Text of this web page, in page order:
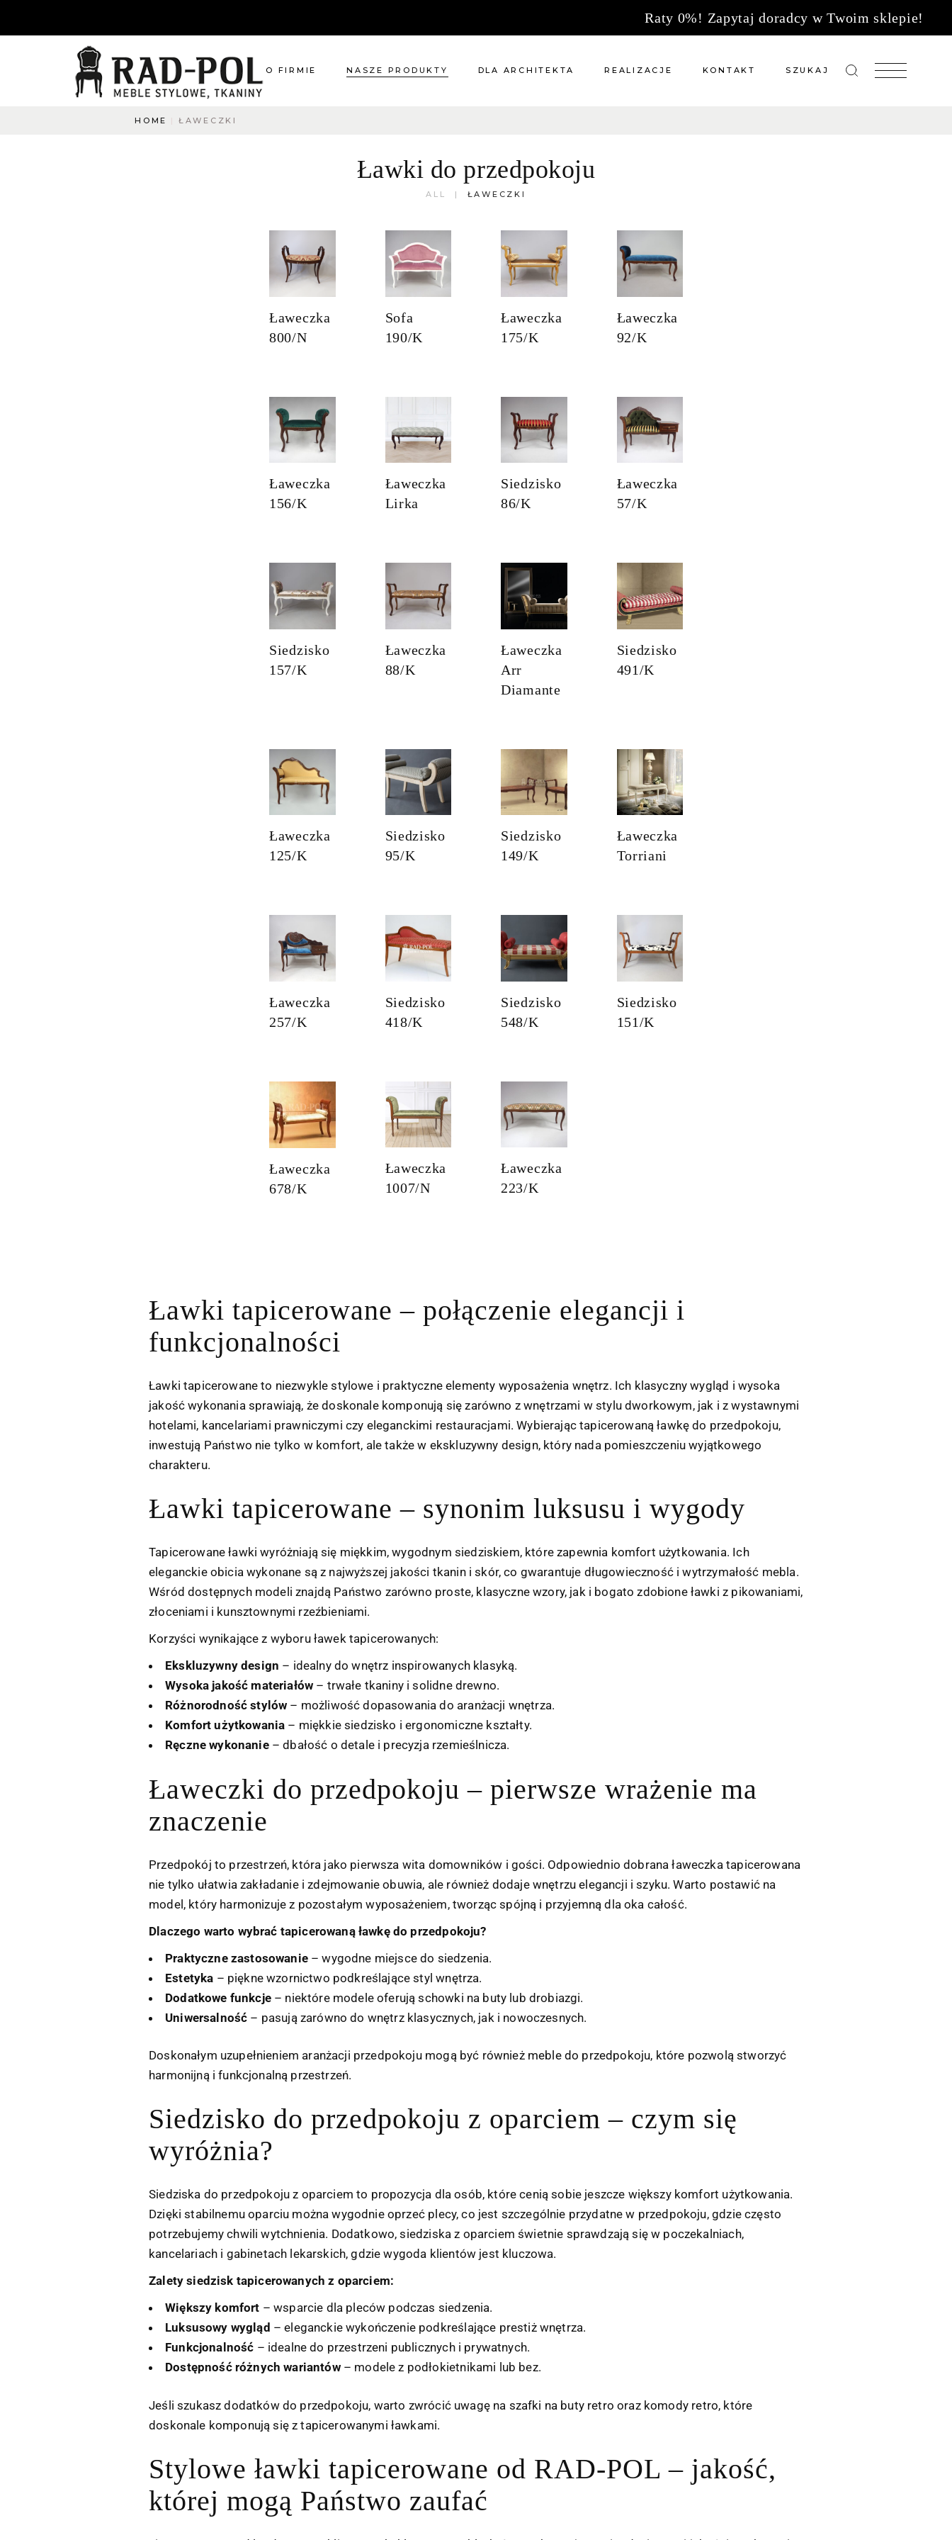
Raty 0%! Zapytaj doradcy w Twoim sklepie!
O FIRMIE NASZE PRODUKTY
Oświetlenie
DLA ARCHITEKTA REALIZACJE KONTAKT SZUKAJ
HOME ŁAWECZKI
Ławki do przedpokoju
ALL ŁAWECZKI
Ławeczka
800/N
Sofa
190/K
Ławeczka
175/K
Ławeczka
92/K
Ławeczka
156/K
Ławeczka
Lirka
Siedzisko
86/K
Ławeczka
57/K
Siedzisko
157/K
Ławeczka
88/K
Ławeczka
Arr
Diamante
Siedzisko
491/K
Ławeczka
125/K
Siedzisko
95/K
Siedzisko
149/K
Ławeczka
Torriani
Ławeczka
257/K
Siedzisko
418/K
Siedzisko
548/K
Siedzisko
151/K
Ławeczka
678/K
Ławeczka
1007/N
Ławeczka
223/K
Ławki tapicerowane – połączenie elegancji i
funkcjonalności
Ławki tapicerowane to niezwykle stylowe i praktyczne elementy wyposażenia wnętrz. Ich klasyczny wygląd i wysoka
jakość wykonania sprawiają, że doskonale komponują się zarówno z wnętrzami w stylu dworkowym, jak i z wystawnymi
hotelami, kancelariami prawniczymi czy eleganckimi restauracjami. Wybierając tapicerowaną ławkę do przedpokoju,
inwestują Państwo nie tylko w komfort, ale także w ekskluzywny design, który nada pomieszczeniu wyjątkowego
charakteru.
Ławki tapicerowane – synonim luksusu i wygody
Tapicerowane ławki wyróżniają się miękkim, wygodnym siedziskiem, które zapewnia komfort użytkowania. Ich
eleganckie obicia wykonane są z najwyższej jakości tkanin i skór, co gwarantuje długowieczność i wytrzymałość mebla.
Wśród dostępnych modeli znajdą Państwo zarówno proste, klasyczne wzory, jak i bogato zdobione ławki z pikowaniami,
złoceniami i kunsztownymi rzeźbieniami.
Korzyści wynikające z wyboru ławek tapicerowanych:
Ekskluzywny design – idealny do wnętrz inspirowanych klasyką.
Wysoka jakość materiałów – trwałe tkaniny i solidne drewno.
Różnorodność stylów – możliwość dopasowania do aranżacji wnętrza.
Komfort użytkowania – miękkie siedzisko i ergonomiczne kształty.
Ręczne wykonanie– dbałość o detale i precyzja rzemieślnicza.
Ławeczki do przedpokoju – pierwsze wrażenie ma
znaczenie
Przedpokój to przestrzeń, która jako pierwsza wita domowników i gości. Odpowiednio dobrana ławeczka tapicerowana
nie tylko ułatwia zakładanie i zdejmowanie obuwia, ale również dodaje wnętrzu elegancji i szyku. Warto postawić na
model, który harmonizuje z pozostałym wyposażeniem, tworząc spójną i przyjemną dla oka całość.
Dlaczego warto wybrać tapicerowaną ławkę do przedpokoju?
Praktyczne zastosowanie– wygodne miejsce do siedzenia.
Estetyka – piękne wzornictwo podkreślające styl wnętrza.
Dodatkowe funkcje– niektóre modele oferują schowki na buty lub drobiazgi.
Uniwersalność – pasują zarówno do wnętrz klasycznych, jak i nowoczesnych.
Doskonałym uzupełnieniem aranżacji przedpokoju mogą być równieżmeble do przedpokoju, które pozwolą stworzyć
harmonijną i funkcjonalną przestrzeń.
Siedzisko do przedpokoju z oparciem – czym się
wyróżnia?
Siedziska do przedpokoju z oparciem to propozycja dla osób, które cenią sobie jeszcze większy komfort użytkowania.
Dzięki stabilnemu oparciu można wygodnie oprzeć plecy, co jest szczególnie przydatne w przedpokoju, gdzie często
potrzebujemy chwili wytchnienia. Dodatkowo, siedziska z oparciem świetnie sprawdzają się w poczekalniach,
kancelariach i gabinetach lekarskich, gdzie wygoda klientów jest kluczowa.
Zalety siedzisk tapicerowanych z oparciem:
Większy komfort – wsparcie dla pleców podczas siedzenia.
Luksusowy wygląd – eleganckie wykończenie podkreślające prestiż wnętrza.
Funkcjonalność – idealne do przestrzeni publicznych i prywatnych.
Dostępność różnych wariantów– modele z podłokietnikami lub bez.
Jeśli szukasz dodatków do przedpokoju, warto zwrócić uwagę na szafki na buty retro orazkomody retro, które
doskonale komponują się z tapicerowanymi ławkami.
Stylowe ławki tapicerowane od RAD-POL – jakość,
której mogą Państwo zaufać